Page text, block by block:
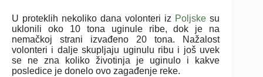
U proteklih nekoliko dana volonteri iz Poljske su
uklonili oko 10 tona uginule ribe, dok je na
nemačkoj strani izvađeno 20 tona. Nažalost
volonteri i dalje skupljaju uginulu ribu i još uvek
se ne zna koliko životinja je uginulo i kakve
posledice je donelo ovo zagađenje reke.